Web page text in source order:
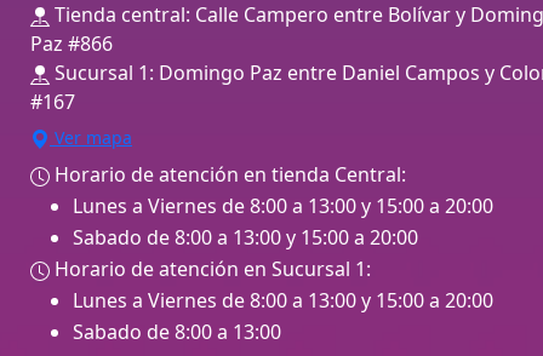
Tienda central: Calle Campero entre Bolívar y
Paz #866
Sucursal 1: Domingo Paz entre Daniel Campos y
#167
Ver mapa
Horario de atención en tienda Central:
Lunes a Viernes de 8:00 a 13:00 y 15:00 a 20:00
Sabado de 8:00 a 13:00 y 15:00 a 20:00
Horario de atención en Sucursal 1:
Lunes a Viernes de 8:00 a 13:00 y 15:00 a 20:00
Sabado de 8:00 a 13:00